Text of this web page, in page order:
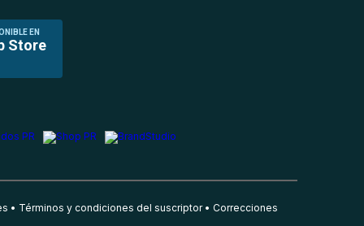
EN
Store
Términos y condiciones del suscriptor Correcciones